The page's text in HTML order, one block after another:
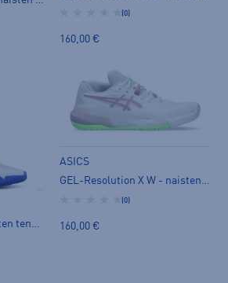
(0)
160,00 €
Intrigue Tour W - naisten tenniskengät
ASICS
GEL-Resolution X W - naisten tenniskengät
(0)
160,00 €